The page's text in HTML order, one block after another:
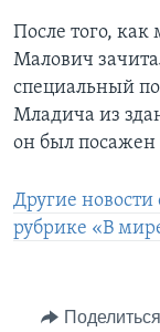
После того,
Малович
специальный
Младича из
он был посажен
Другие
рубрике «В
Поделиться